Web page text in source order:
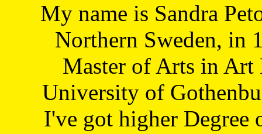
My name is Sandra
Northern Sweden, in
Master of Arts in Art
University of
I've got higher Degree